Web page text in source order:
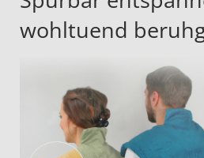
wohltuend